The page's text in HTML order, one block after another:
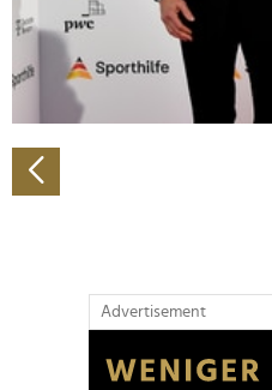
Verwendung unserer
soziale Medien, Werbung
Partner führen diese
weiteren Daten zusammen,
gesammelt haben.
Advertisement